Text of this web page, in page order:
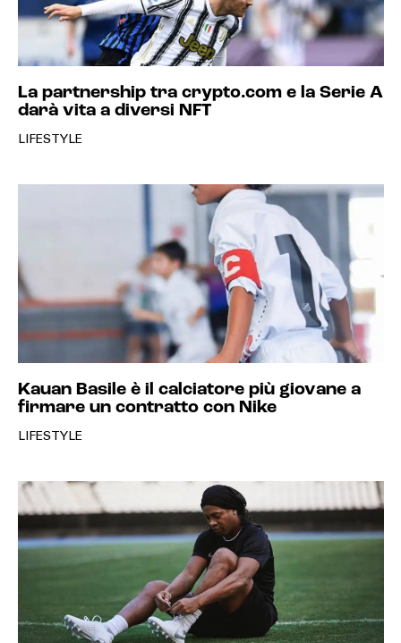
La partnership tra crypto.com e la Serie A
darà vita a diversi NFT
LIFESTYLE
Kauan Basile è il calciatore più giovane a
firmare un contratto con Nike
LIFESTYLE